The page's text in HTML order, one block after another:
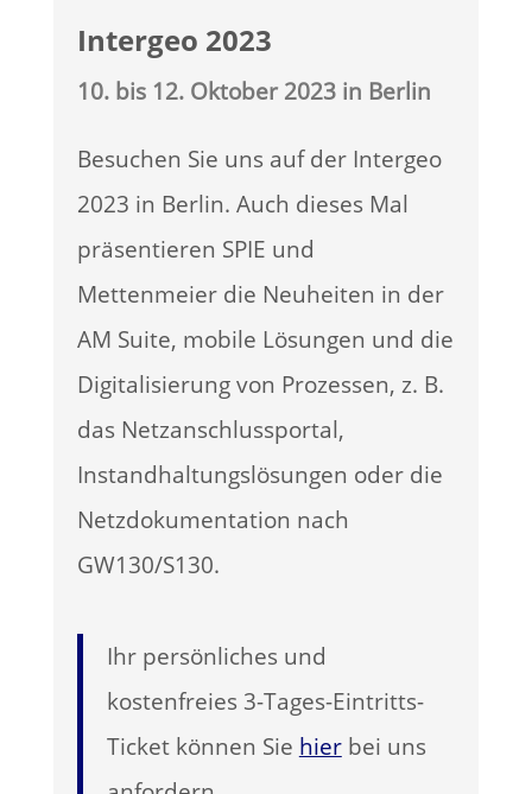
Intergeo 2023
10. bis 12. Oktober 2023 in Berlin
Besuchen Sie uns auf der Intergeo
2023 in Berlin. Auch dieses Mal
präsentieren SPIE und
Mettenmeier die Neuheiten in der
AM Suite, mobile Lösungen und die
Digitalisierung von Prozessen, z. B.
das Netzanschlussportal,
Instandhaltungslösungen oder die
Netzdokumentation nach
GW130/S130.
Ihr persönliches und
kostenfreies 3-Tages-Eintritts-
Ticket können Sie hierbei uns